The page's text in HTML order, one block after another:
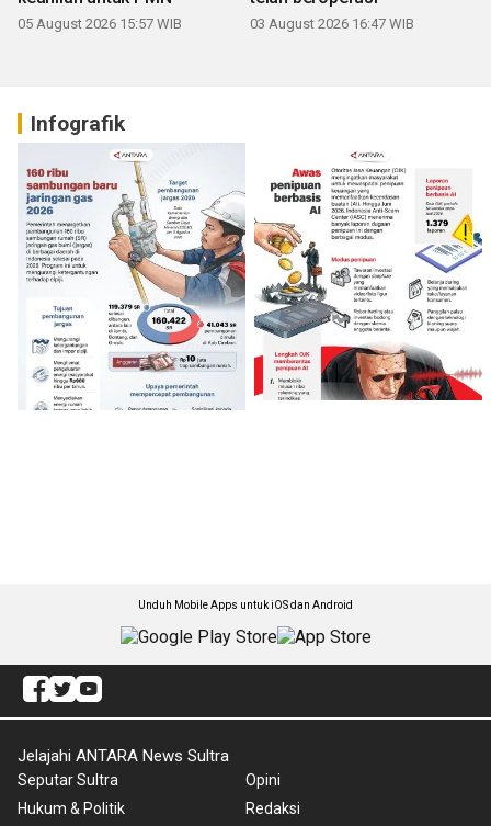
05 August 2026 15:57 WIB 03 August 2026 16:47 WIB
Infografik
Unduh Mobile Apps untuk iOS dan Android
Jelajahi ANTARA News Sultra
Seputar Sultra
Hukum & Politik
Opini
Redaksi